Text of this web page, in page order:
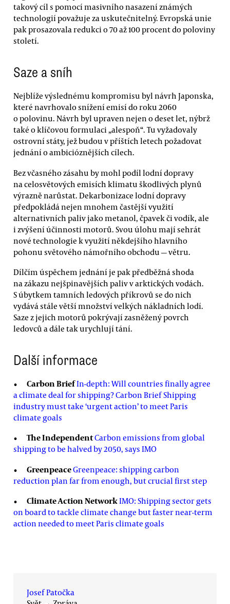
takový cíl s pomocí masivního nasazení známých
technologií považuje za uskutečnitelný. Evropská unie
pak prosazovala redukci o 70 až 100 procent do poloviny
století.
Saze a sníh
Nejblíže výslednému kompromisu byl návrh Japonska,
které navrhovalo snížení emisí do roku 2060
o polovinu. Návrh byl upraven nejen o deset let, nýbrž
také o klíčovou formulaci „alespoň“. Tu vyžadovaly
ostrovní státy, jež budou v příštích letech požadovat
jednání o ambicióznějších cílech.
Bez včasného zásahu by mohl podíl lodní dopravy
na celosvětových emisích klimatu škodlivých plynů
výrazně narůstat. Dekarbonizace lodní dopravy
předpokládá nejen mnohem častější využití
alternativních paliv jako metanol, čpavek či vodík, ale
i zvýšení účinnosti motorů. Svou úlohu mají sehrát
nové technologie k využití někdejšího hlavního
pohonu světového námořního obchodu — větru.
Dílčím úspěchem jednání je pak předběžná shoda
na zákazu nejšpinavějších paliv v arktických vodách.
S úbytkem tamních ledových příkrovů se do nich
vydává stále větší množství velkých nákladních lodí.
Saze z jejich motorů pokrývají zasněžený povrch
ledovců a dále tak urychlují tání.
Další informace
Carbon BriefIn-depth: Will countries finally agree
a climate deal for shipping? Carbon Brief Shipping
industry must take ‘urgent action’ to meet Paris
climate goals
The IndependentCarbon emissions from global
shipping to be halved by 2050, says IMO
GreenpeaceGreenpeace: shipping carbon
reduction plan far from enough, but crucial first step
Climate Action NetworkIMO: Shipping sector gets
on board to tackle climate change but faster near-term
action needed to meet Paris climate goals
Josef Patočka